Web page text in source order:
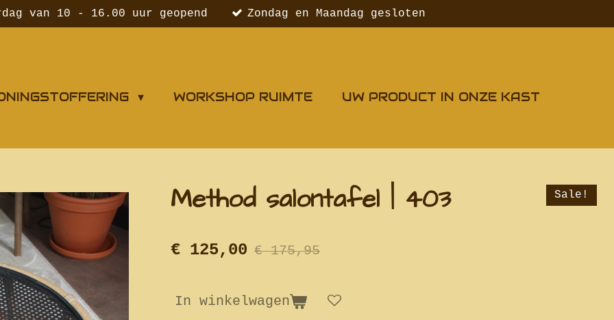
van 10 - 16.00 uur geopend Zondag en Maandag gesloten
WORKSHOP RUIMTE
UW PRODUCT IN ONZE KAST
Method salontafel | 403 Sale!
€ 125,00 € 175,95
In winkelwagen